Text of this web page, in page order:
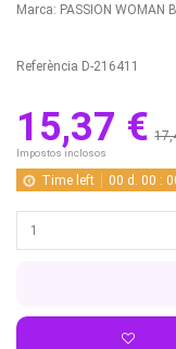
Marca: PASSION WOMAN
Referència D-216411
15,37 €
Impostos inclosos
Time left 00 d. 00 :